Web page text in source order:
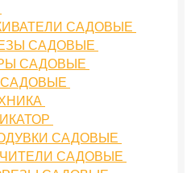
САДОВЫЕ
САДОВЫЕ
САДОВЫЕ
САДОВЫЕ
САДОВЫЕ